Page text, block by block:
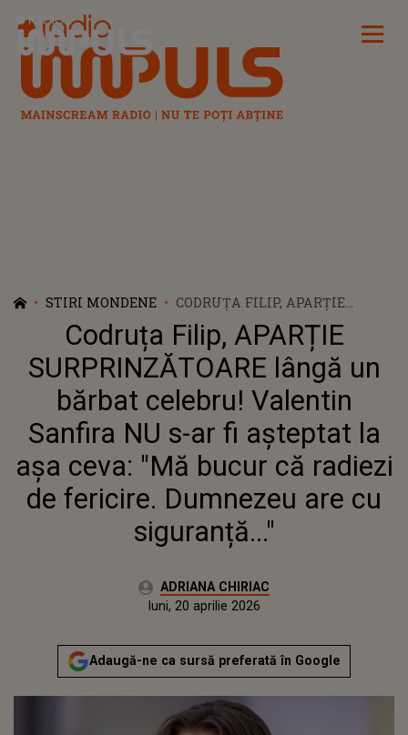
Radio Impuls
STIRI MONDENE
CODRUȚA FILIP, APARȚIE
SURPRINZĂTOARE LÂNGĂ UN
BĂRBAT CELEBRU! VALENTIN
SANFIRA NU S-AR FI AȘTEPTAT
LA AȘA CEVA: "MĂ BUCUR CĂ
RADIEZI DE FERICIRE.
DUMNEZEU ARE CU
SIGURANȚĂ..."
Codruța Filip, APARȚIE
SURPRINZĂTOARE lângă un
bărbat celebru! Valentin
Sanfira NU s-ar fi așteptat la
așa ceva: "Mă bucur că radiezi
de fericire. Dumnezeu are cu
siguranță..."
Autor:ADRIANA CHIRIAC
Actualizat:
luni, 20 aprilie 2026
Adaugă-ne ca sursă preferată în Google